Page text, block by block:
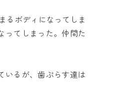
るボディになってしま
ってしまった。仲間た
いるが、歯ぷらす達は